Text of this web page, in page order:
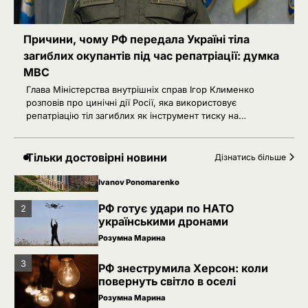
Причини, чому РФ передала Україні тіла
загиблих окупантів під час репатріації: думка
МВС
Глава Міністерства внутрішніх справ Ігор Клименко
розповів про цинічні дії Росії, яка використовує
репатріацію тіл загиблих як інструмент тиску на…
Тільки достовірні новини Дізнатись більше
Іран заявив про скасований удар
по Україні після контактів
Ivanov Ponomarenko
Зеленський звільнив ще сімох
керівників дипломатичних місій
Ivanov Ponomarenko
1
Київська нерухомість після 2025
року: які проєкти формують новий
вигляд столиці
Ivanov Ponomarenko
2
РФ готує удари по НАТО
українськими дронами
Розумна Марина
3
РФ знеструмила Херсон: коли
повернуть світло в оселі
Розумна Марина